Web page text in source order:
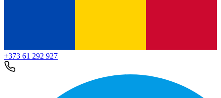
+373 61 292 927